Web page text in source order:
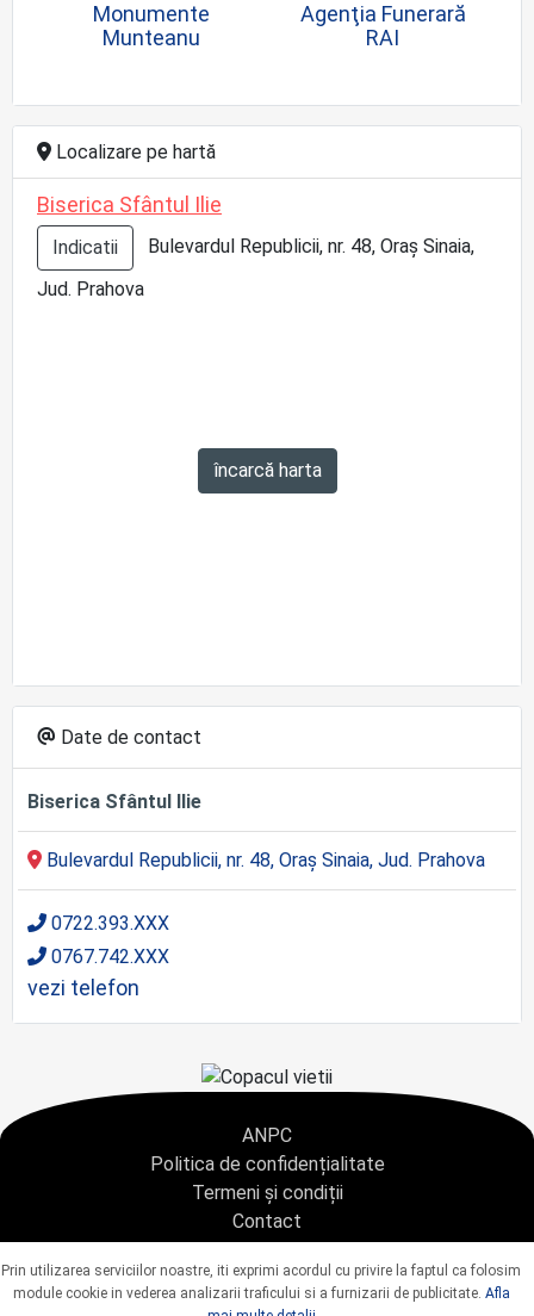
Monumente
Munteanu
Agenţia Funerară
RAI
Localizare pe hartă
Biserica Sfântul Ilie
Indicatii
Bulevardul Republicii, nr. 48, Oraş Sinaia,
Jud. Prahova
încarcă harta
Date de contact
Biserica Sfântul Ilie
Bulevardul Republicii, nr. 48, Oraş Sinaia, Jud. Prahova
0722.393.XXX
0767.742.XXX
vezi telefon
ANPC
Politica de confidențialitate
Termeni și condiții
Contact
Copyright © 2021 - AGENTIA CONDOLEANTE.RO SRL - toate drepturile rezervate
J40/9967/2020 CUI: 42925428
Prin utilizarea serviciilor noastre, iti exprimi acordul cu privire la faptul ca folosim
module cookie in vederea analizarii traficului si a furnizarii de publicitate. Afla